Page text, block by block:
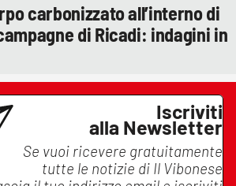
carbonizzato all’interno di
di Ricadi: indagini in
Iscriviti
alla Newsletter
Se vuoi ricevere gratuitamente
tutte le notizie di Il Vibonese